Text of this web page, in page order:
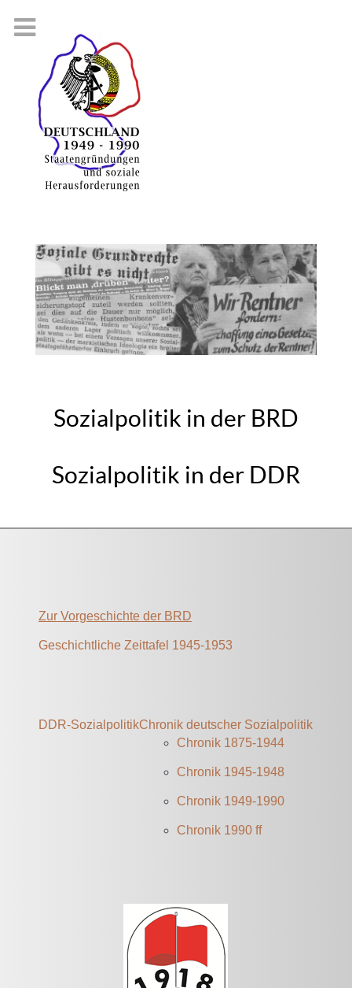
Sozialpolitik in der BRD
Sozialpolitik in der DDR
Zur Vorgeschichte der BRD
Geschichtliche Zeittafel 1945-1953
DDR-SozialpolitikChronik deutscher Sozialpolitik
Chronik 1875-1944
Chronik 1945-1948
Chronik 1949-1990
Chronik 1990 ff